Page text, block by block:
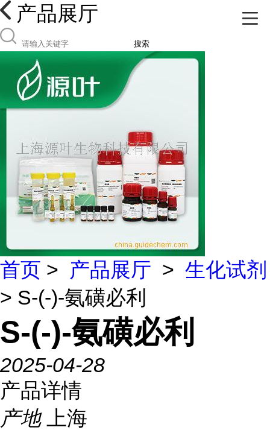
产品展厅
搜索
首页 > 产品展厅 > 生化试剂
> S-(-)-氨磺必利
S-(-)-氨磺必利
2025-04-28
产品详情
产地
上海